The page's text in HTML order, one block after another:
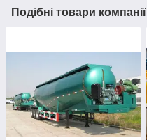
Подібні товари компанії